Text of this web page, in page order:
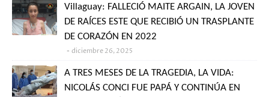
Villaguay: FALLECIÓ MAITE ARGAIN, LA JOVEN
DE RAÍCES ESTE QUE RECIBIÓ UN TRASPLANTE
DE CORAZÓN EN 2022
diciembre 26, 2025
A TRES MESES DE LA TRAGEDIA, LA VIDA:
NICOLÁS CONCI FUE PAPÁ Y CONTINÚA EN